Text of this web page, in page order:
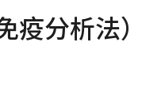
分析法）